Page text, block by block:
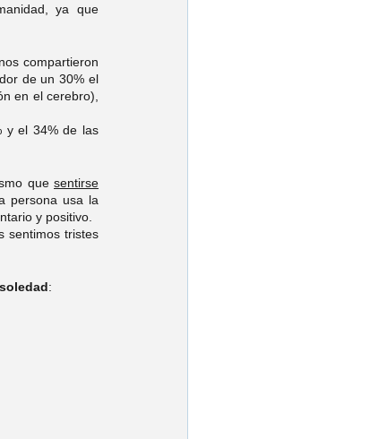
ya que
de un 30% el
en el cerebro),
y el 34% de las
que sentirse
y positivo.
sentimos tristes
soledad: